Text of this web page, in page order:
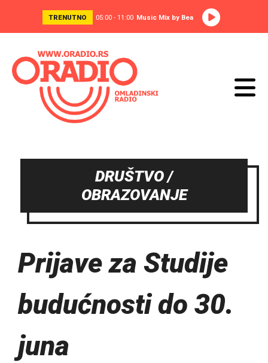
TRENUTNO 05:00 - 11:00 Music Mix by Bea
DRUŠTVO /
OBRAZOVANJE
Prijave za Studije
budućnosti do 30.
juna